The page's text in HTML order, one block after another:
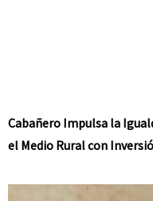
Cabañero Impulsa la
el Medio Rural con